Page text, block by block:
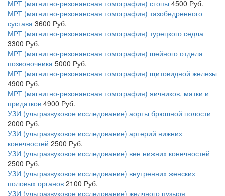
МРТ (магнитно-резонансная томография) стопы 4500 Руб.
МРТ (магнитно-резонансная томография) тазобедренного
сустава 3600 Руб.
МРТ (магнитно-резонансная томография) турецкого седла
3300 Руб.
МРТ (магнитно-резонансная томография) шейного отдела
позвоночника 5000 Руб.
МРТ (магнитно-резонансная томография) щитовидной железы
4900 Руб.
МРТ (магнитно-резонансная томография) яичников, матки и
придатков 4900 Руб.
УЗИ (ультразвуковое исследование) аорты брюшной полости
2000 Руб.
УЗИ (ультразвуковое исследование) артерий нижних
конечностей 2500 Руб.
УЗИ (ультразвуковое исследование) вен нижних конечностей
2500 Руб.
УЗИ (ультразвуковое исследование) внутренних женских
половых органов 2100 Руб.
УЗИ (ультразвуковое исследование) желчного пузыря